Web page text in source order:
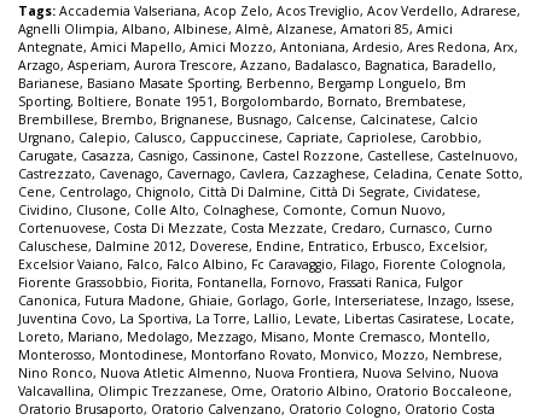
Tags: Accademia Valseriana, Acop Zelo, Acos Treviglio, Acov Verdello, Adrarese,
Agnelli Olimpia, Albano, Albinese, Almè, Alzanese, Amatori 85, Amici
Antegnate, Amici Mapello, Amici Mozzo, Antoniana, Ardesio, Ares Redona, Arx,
Arzago, Asperiam, Aurora Trescore, Azzano, Badalasco, Bagnatica, Baradello,
Barianese, Basiano Masate Sporting, Berbenno, Bergamp Longuelo, Bm
Sporting, Boltiere, Bonate 1951, Borgolombardo, Bornato, Brembatese,
Brembillese, Brembo, Brignanese, Busnago, Calcense, Calcinatese, Calcio
Urgnano, Calepio, Calusco, Cappuccinese, Capriate, Capriolese, Carobbio,
Carugate, Casazza, Casnigo, Cassinone, Castel Rozzone, Castellese, Castelnuovo,
Castrezzato, Cavenago, Cavernago, Cavlera, Cazzaghese, Celadina, Cenate Sotto,
Cene, Centrolago, Chignolo, Città Di Dalmine, Città Di Segrate, Cividatese,
Cividino, Clusone, Colle Alto, Colnaghese, Comonte, Comun Nuovo,
Cortenuovese, Costa Di Mezzate, Costa Mezzate, Credaro, Curnasco, Curno
Caluschese, Dalmine 2012, Doverese, Endine, Entratico, Erbusco, Excelsior,
Excelsior Vaiano, Falco, Falco Albino, Fc Caravaggio, Filago, Fiorente Colognola,
Fiorente Grassobbio, Fiorita, Fontanella, Fornovo, Frassati Ranica, Fulgor
Canonica, Futura Madone, Ghiaie, Gorlago, Gorle, Interseriatese, Inzago, Issese,
Juventina Covo, La Sportiva, La Torre, Lallio, Levate, Libertas Casiratese, Locate,
Loreto, Mariano, Medolago, Mezzago, Misano, Monte Cremasco, Montello,
Monterosso, Montodinese, Montorfano Rovato, Monvico, Mozzo, Nembrese,
Nino Ronco, Nuova Atletic Almenno, Nuova Frontiera, Nuova Selvino, Nuova
Valcavallina, Olimpic Trezzanese, Ome, Oratorio Albino, Oratorio Boccaleone,
Oratorio Brusaporto, Oratorio Calvenzano, Oratorio Cologno, Oratorio Costa